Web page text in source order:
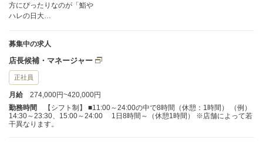
方にぴったりなのが「鮨や
ハレの日大…
募集中の求人
店長候補・マネージャー
正社員
月給
274,000円~420,000円
勤務時間
【シフト制】 ■11:00～24:00の中で8時間（休憩：1時間） （例）
14:30～23:30、15:00～24:00 1日8時間～（休憩1時間） ※店舗によって若
干異なります。